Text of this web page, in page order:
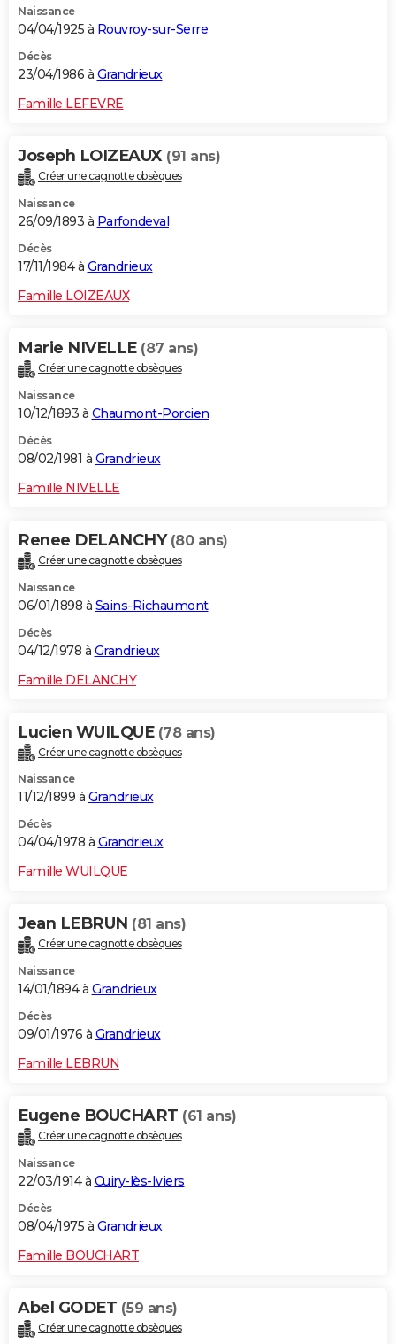
Naissance
04/04/1925 à Rouvroy-sur-Serre
Décès
23/04/1986 à Grandrieux
Famille LEFEVRE
Joseph LOIZEAUX (91 ans)
Créer une cagnotte obsèques
Naissance
26/09/1893 à Parfondeval
Décès
17/11/1984 à Grandrieux
Famille LOIZEAUX
Marie NIVELLE (87 ans)
Créer une cagnotte obsèques
Naissance
10/12/1893 à Chaumont-Porcien
Décès
08/02/1981 à Grandrieux
Famille NIVELLE
Renee DELANCHY (80 ans)
Créer une cagnotte obsèques
Naissance
06/01/1898 à Sains-Richaumont
Décès
04/12/1978 à Grandrieux
Famille DELANCHY
Lucien WUILQUE (78 ans)
Créer une cagnotte obsèques
Naissance
11/12/1899 à Grandrieux
Décès
04/04/1978 à Grandrieux
Famille WUILQUE
Jean LEBRUN (81 ans)
Créer une cagnotte obsèques
Naissance
14/01/1894 à Grandrieux
Décès
09/01/1976 à Grandrieux
Famille LEBRUN
Eugene BOUCHART (61 ans)
Créer une cagnotte obsèques
Naissance
22/03/1914 à Cuiry-lès-Iviers
Décès
08/04/1975 à Grandrieux
Famille BOUCHART
Abel GODET (59 ans)
Créer une cagnotte obsèques